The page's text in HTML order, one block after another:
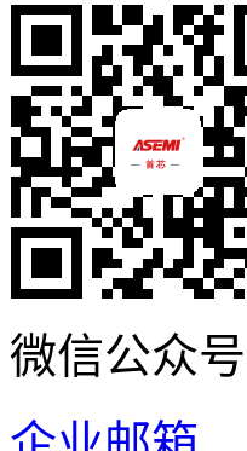
微信公众号